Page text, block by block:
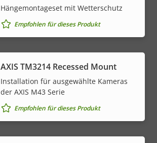
Hängemontageset mit Wetterschutz
Empfohlen für dieses Produkt
AXIS TM3214 Recessed Mount
Installation für ausgewählte Kameras
der AXIS M43 Serie
Empfohlen für dieses Produkt